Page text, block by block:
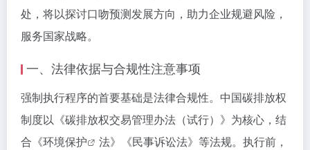
处，将以探讨口吻预测发展方向，助力企业规避风险，
服务国家战略。
一、法律依据与合规性注意事项
强制执行程序的首要基础是法律合规性。中国碳排放权
制度以《碳排放权交易管理办法（试行）》为核心，结
合《环境保护
法》《民事诉讼法》等法规。执行前，